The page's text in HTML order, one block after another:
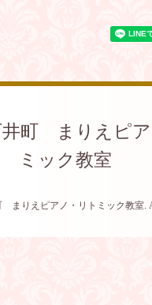
井町 まりえピア
ミック教室
まりえピアノ・リトミック教室.